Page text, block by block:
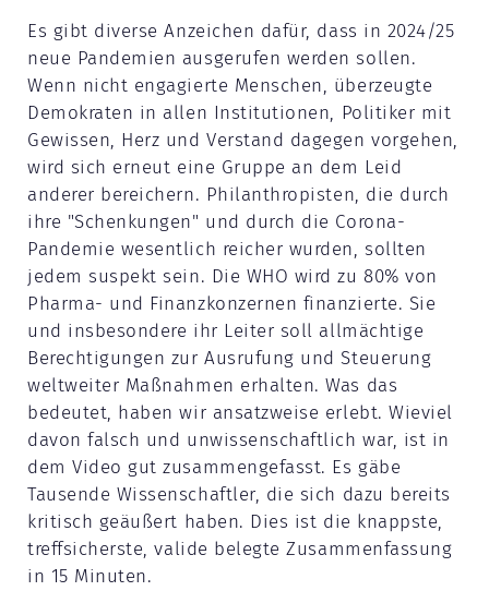
Es gibt diverse Anzeichen dafür, dass in 2024/25
neue Pandemien ausgerufen werden sollen.
Wenn nicht engagierte Menschen, überzeugte
Demokraten in allen Institutionen, Politiker mit
Gewissen, Herz und Verstand dagegen vorgehen,
wird sich erneut eine Gruppe an dem Leid
anderer bereichern. Philanthropisten, die durch
ihre "Schenkungen" und durch die Corona-
Pandemie wesentlich reicher wurden, sollten
jedem suspekt sein. Die WHO wird zu 80% von
Pharma- und Finanzkonzernen finanzierte. Sie
und insbesondere ihr Leiter soll allmächtige
Berechtigungen zur Ausrufung und Steuerung
weltweiter Maßnahmen erhalten. Was das
bedeutet, haben wir ansatzweise erlebt. Wieviel
davon falsch und unwissenschaftlich war, ist in
dem Video gut zusammengefasst. Es gäbe
Tausende Wissenschaftler, die sich dazu bereits
kritisch geäußert haben. Dies ist die knappste,
treffsicherste, valide belegte Zusammenfassung
in 15 Minuten.